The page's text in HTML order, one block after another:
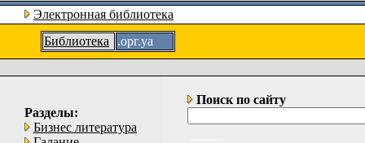
Электронная библиотека
Библиотека
.орг.уа
Разделы:
Бизнес литература
Поиск по сайту